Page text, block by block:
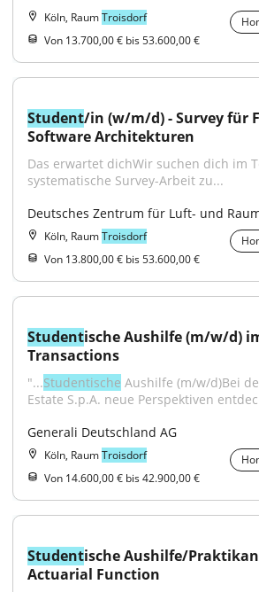
Köln, RaumTroisdorf
Von 13.700,00 € bis 53.600,00 €
Student/in (w/m/d) - Survey für
Software Architekturen
Das erwartet dichWir suchen dich im
systematische Survey-Arbeit zu...
Deutsches Zentrum für Luft- und
Köln, RaumTroisdorf
Von 13.800,00 € bis 53.600,00 €
Studentische Aushilfe (m/w/d)
Transactions
"...Studentische Aushilfe (m/w/d)Bei
Estate S.p.A. neue Perspektiven
Generali Deutschland AG
Köln, RaumTroisdorf
Von 14.600,00 € bis 42.900,00 €
Studentische Aushilfe/
Actuarial Function